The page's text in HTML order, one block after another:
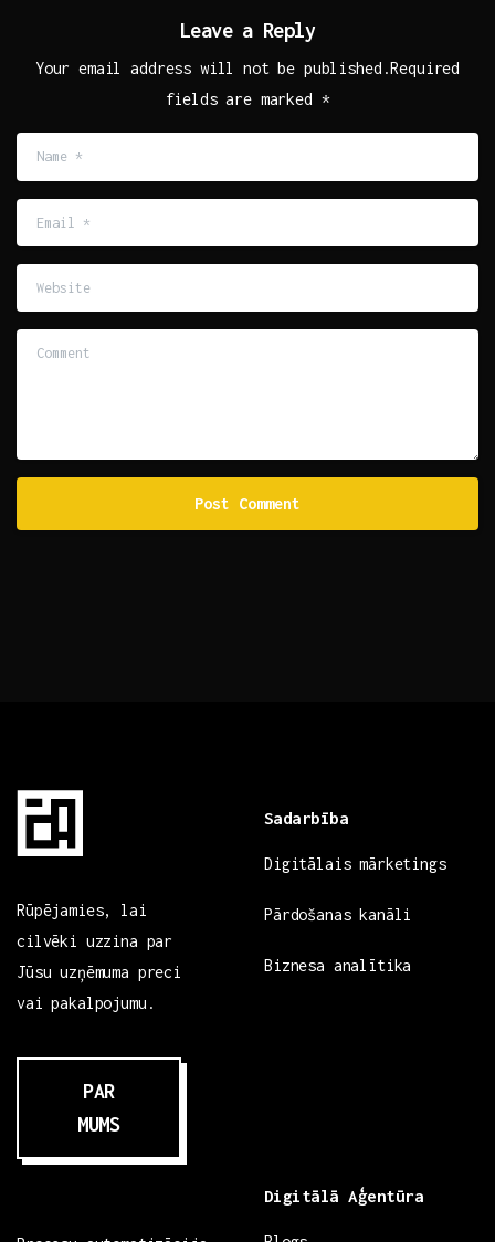
Leave a Reply
Your email address will not be published.Required
fields are marked *
*
Website
Rūpējamies, lai
cilvēki uzzina par
Jūsu uzņēmuma preci
vai pakalpojumu.
PAR
MUMS
Sadarbība
Digitālais mārketings
Pārdošanas kanāli
Biznesa analītika
Digitālā Aģentūra